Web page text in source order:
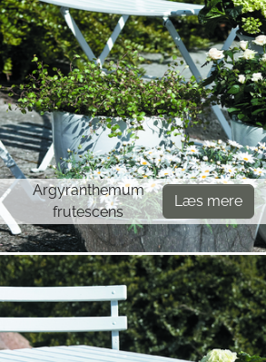
Argyranthemum
frutescens
Læs mere